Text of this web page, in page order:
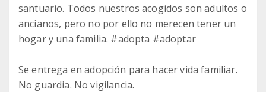
santuario. Todos nuestros acogidos son adultos o
ancianos, pero no por ello no merecen tener un
hogar y una familia. #adopta #adoptar
Se entrega en adopción para hacer vida familiar.
No guardia. No vigilancia.